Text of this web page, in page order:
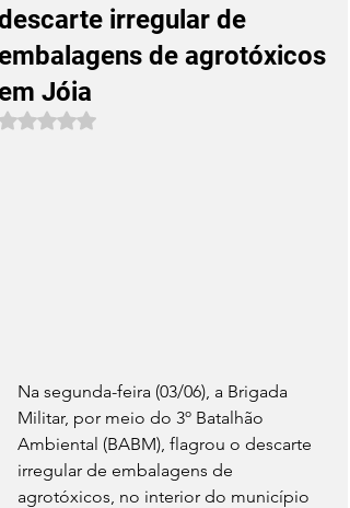
irregular de
de agrotóxicos
Jóia
Avaliado com NaN de 5 estrelas.
Na segunda-feira (03/06), a Brigada
Militar, por meio do 3º Batalhão
Ambiental (BABM), flagrou o descarte
irregular de embalagens de
agrotóxicos, no interior do município